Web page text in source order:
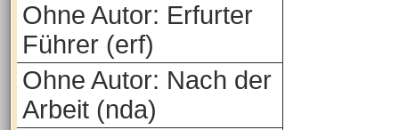
Ohne Autor: Erfurter
Führer (erf)
Ohne Autor: Nach der
Arbeit (nda)